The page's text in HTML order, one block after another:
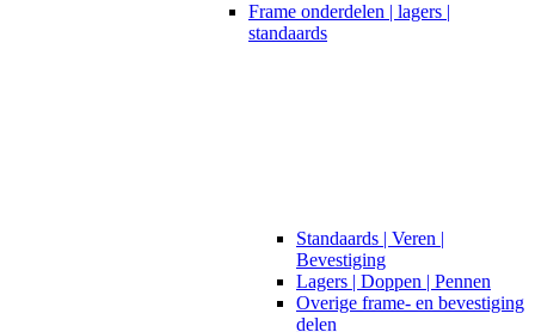
Frame onderdelen | lagers |
standaards
Standaards | Veren |
Bevestiging
Lagers | Doppen | Pennen
Overige frame- en bevestiging
delen